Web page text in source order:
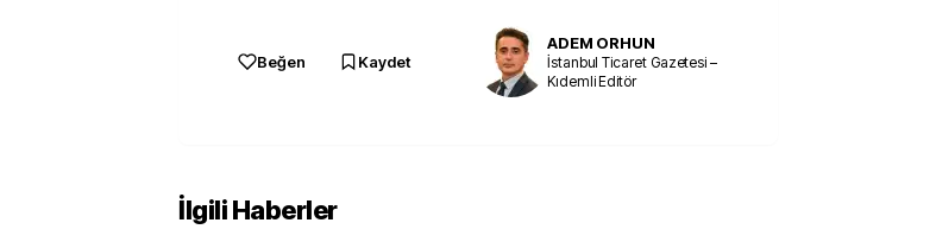
Beğen Kaydet
ADEM ORHUN
İstanbul Ticaret Gazetesi –
Kıdemli Editör
İlgili Haberler